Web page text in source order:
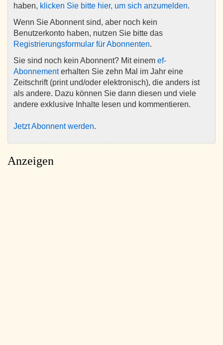
haben, klicken Sie bitte hier, um sich anzumelden.
Wenn Sie Abonnent sind, aber noch kein
Benutzerkonto haben, nutzen Sie bitte das
Registrierungsformular für Abonnenten.
Sie sind noch kein Abonnent? Mit einem ef-
Abonnementerhalten Sie zehn Mal im Jahr eine
Zeitschrift (print und/oder elektronisch), die anders ist
als andere. Dazu können Sie dann diesen und viele
andere exklusive Inhalte lesen und kommentieren.
Jetzt Abonnent werden.
Anzeigen